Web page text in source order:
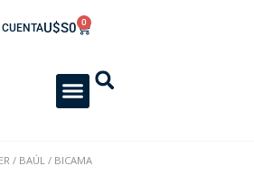
CUENTAU$S0 0
/ BAÚL / BICAMA